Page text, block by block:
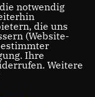
notwendig
die uns
(Website-
Ihre
Weitere